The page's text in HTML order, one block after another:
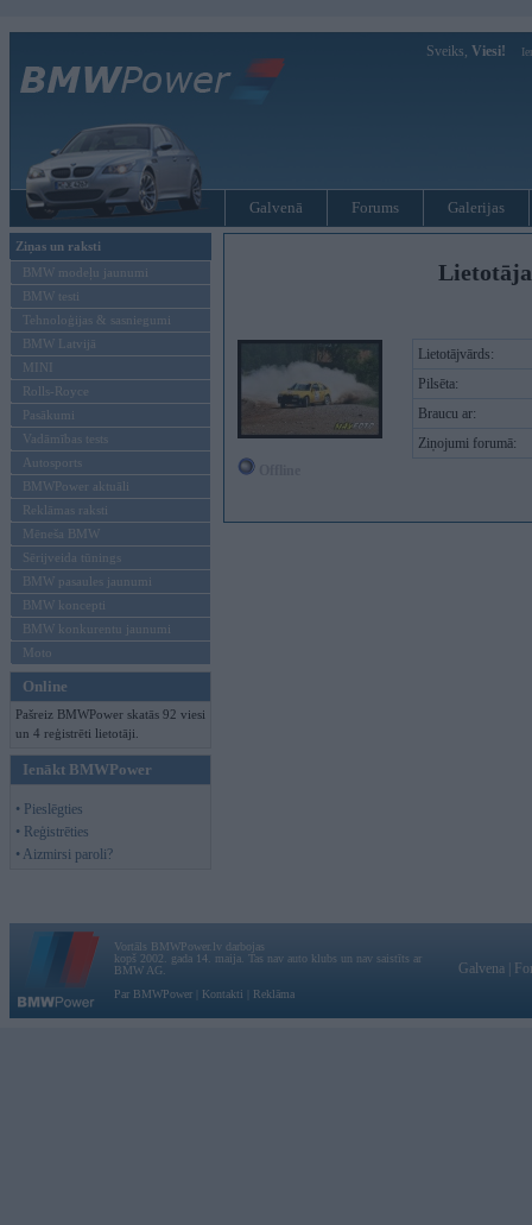
Sveiks, Viesi!
Galvenā Forums Galerijas
Ziņas un raksti
BMW modeļu jaunumi
BMW testi
Tehnoloģijas & sasniegumi
BMW Latvijā
MINI
Rolls-Royce
Pasākumi
Vadāmības tests
Autosports
BMWPower aktuāli
Reklāmas raksti
Mēneša BMW
Sērijveida tūnings
BMW pasaules jaunumi
BMW koncepti
BMW konkurentu jaunumi
Moto
Online
Pašreiz BMWPower skatās 92 viesi
un 4 reģistrēti lietotāji.
Ienākt BMWPower
• Pieslēgties
• Reģistrēties
• Aizmirsi paroli?
Lietotājvārds:
Pilsēta:
Braucu ar:
Ziņojumi forumā:
Vortāls BMWPower.lv darbojas
kopš 2002. gada 14. maija. Tas nav auto klubs un nav saistīts ar
BMW AG.
Par BMWPower
Kontakti Reklāma
Galvena